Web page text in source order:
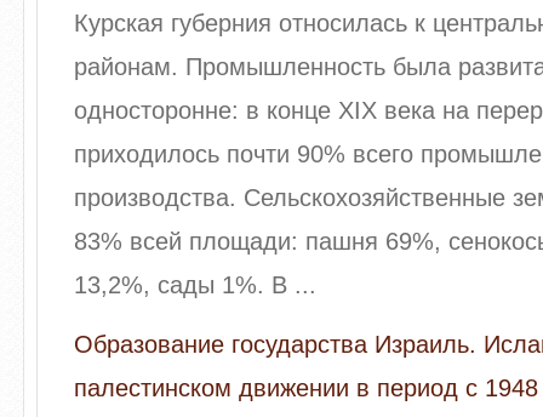
Курская губерния относилась к
районам. Промышленность была
односторонне: в конце XIX века на
приходилось почти 90% всего
производства. Сельскохозяйственные
83% всей площади: пашня 69%,
13,2%, сады 1%. В ...
Образование государства Израиль.
палестинском движении в период с